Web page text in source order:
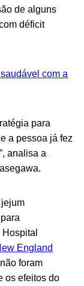
de alguns
déficit
com a
para
a pessoa já fez
analisa a
England
foram
os efeitos do